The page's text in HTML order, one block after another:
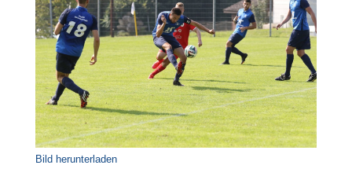
Bild herunterladen